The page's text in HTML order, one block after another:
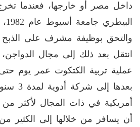
داخل مصر أو خارجها، فعندما
والتحق بوظيفة مشرف على الذبح
انتقل بعد ذلك إلى مجال
بعدها
أن يسافر من خلالها إلى الكثير من